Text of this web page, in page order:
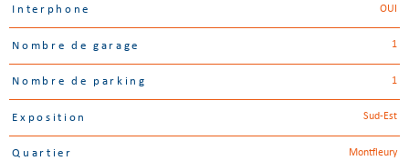
Interphone OUI
Nombre de garage 1
Nombre de parking 1
Exposition Sud-Est
Quartier Montfleury